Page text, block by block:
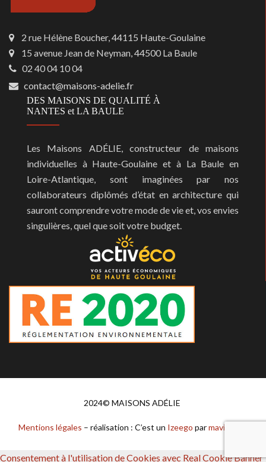
2 rue Hélène Boucher, 44115 Haute-Goulaine
15 avenue Jean de Neyman, 44500 La Baule
02 40 04 10 04
contact@maisons-adelie.fr
DES MAISONS DE QUALITÉ À
NANTES et LA BAULE
Les Maisons ADÉLIE, constructeur de maisons
individuelles à Haute-Goulaine et à La Baule en
Loire-Atlantique, sont imaginées par nos
collaborateurs diplômés d’état en architecture qui
sauront comprendre votre mode de vie et, vos envies
singulières, quel que soit votre budget.
2024© MAISONS ADÉLIE
Mentions légales – réalisation : C’est un Izeego parmavisibilite.fr
Consentement à l'utilisation de Cookies avec Real Cookie Banner